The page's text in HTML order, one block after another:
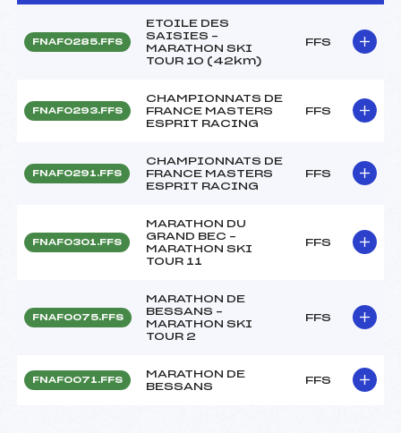
FNAF0285.FFS
ETOILE DES
SAISIES –
MARATHON SKI
TOUR 10 (42km)
FFS
FNAF0293.FFS
CHAMPIONNATS DE
FRANCE MASTERS
ESPRIT RACING
FFS
FNAF0291.FFS
CHAMPIONNATS DE
FRANCE MASTERS
ESPRIT RACING
FFS
FNAF0301.FFS
MARATHON DU
GRAND BEC –
MARATHON SKI
TOUR 11
FFS
FNAF0075.FFS
MARATHON DE
BESSANS –
MARATHON SKI
TOUR 2
FFS
FNAF0071.FFS
MARATHON DE
BESSANS
FFS